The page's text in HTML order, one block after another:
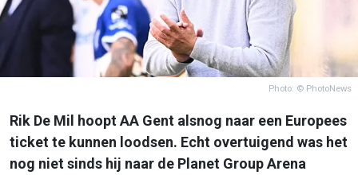
Photo: © PhotoNews
Rik De Mil hoopt AA Gent alsnog naar een Europees
ticket te kunnen loodsen. Echt overtuigend was het
nog niet sinds hij naar de Planet Group Arena